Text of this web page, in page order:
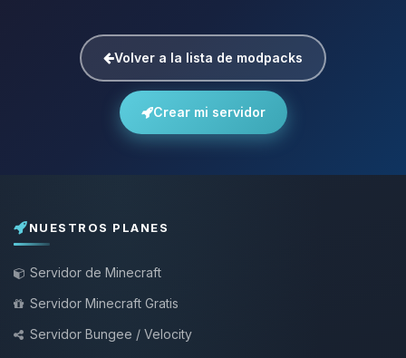
Volver a la lista de modpacks
Crear mi servidor
NUESTROS PLANES
Servidor de Minecraft
Servidor Minecraft Gratis
Servidor Bungee / Velocity